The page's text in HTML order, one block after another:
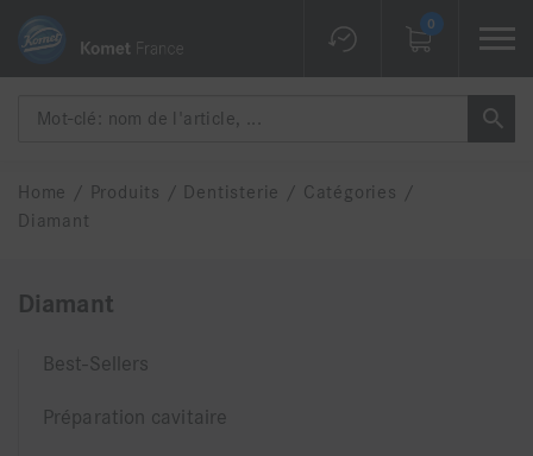
0
Home / Produits / Dentisterie / Catégories
/
Diamant
Diamant
Best-Sellers
Préparation cavitaire